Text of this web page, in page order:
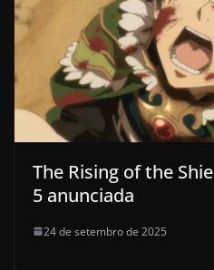
The Rising of the
5 anunciada
24 de setembro de 2025